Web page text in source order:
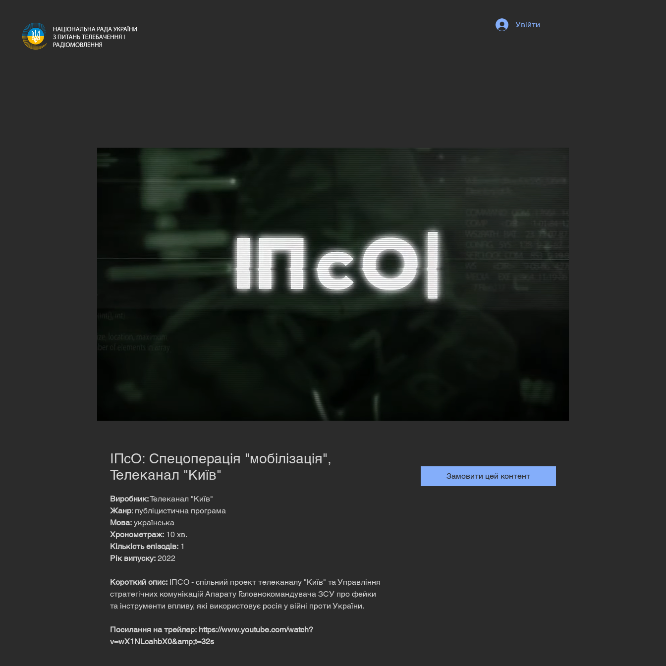
Увійти
ІПсО: Спецоперація "мобілізація",
Телеканал "Київ"
Виробник:Телеканал "Київ"
Жанр: публіцистична програма
Мова: українська
Хронометраж: 10 хв.
Кількість епізодів: 1
Рік випуску: 2022
Короткий опис: ІПСО - спільний проект телеканалу "Київ" та Управління
стратегічних комунікацій Апарату Головнокомандувача ЗСУ про фейки
та інструменти впливу, які використовує росія у війні проти України.
Посилання на трейлер: https://www.youtube.com/watch?
v=wX1NLcahbX0&amp;t=32s
Замовити цей контент